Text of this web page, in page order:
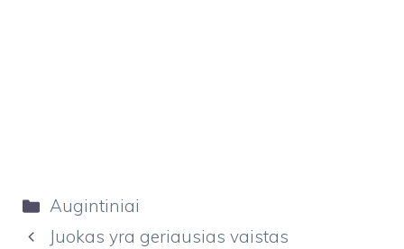
Kategorijos
Augintiniai
Juokas yra geriausias vaistas